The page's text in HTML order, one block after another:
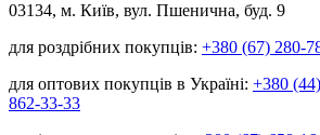
03134, м. Київ, вул. Пшенична, буд. 9
для роздрібних покупців: +380 (67) 280-
для оптових покупців в Україні: +380
862-33-33